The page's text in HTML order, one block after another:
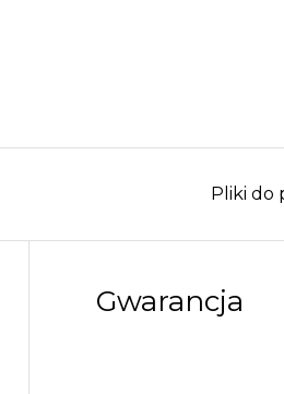
Pliki do
Gwarancja